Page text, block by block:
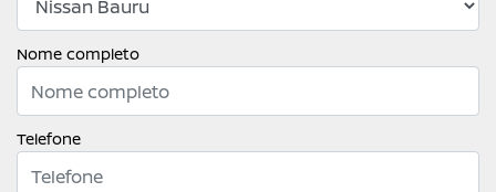
Nome completo
Telefone